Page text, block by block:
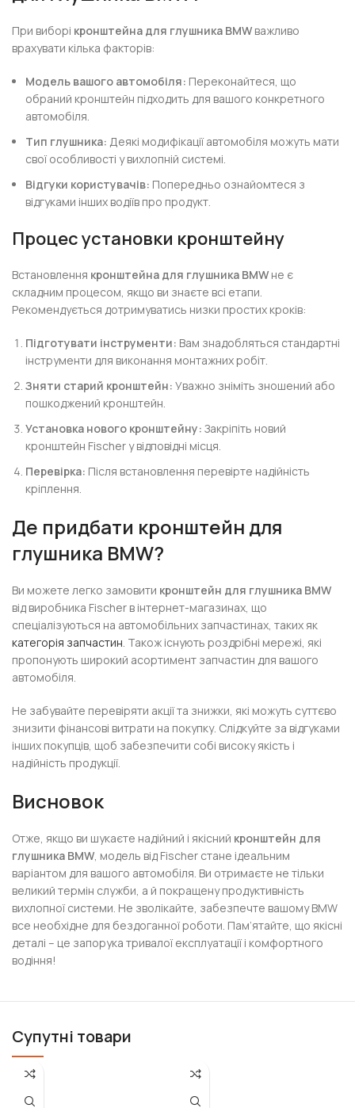
При виборі кронштейна для глушника BMW важливо
врахувати кілька факторів:
Модель вашого автомобіля: Переконайтеся, що
обраний кронштейн підходить для вашого конкретного
автомобіля.
Тип глушника: Деякі модифікації автомобіля можуть мати
свої особливості у вихлопній системі.
Відгуки користувачів: Попередньо ознайомтеся з
відгуками інших водіїв про продукт.
Процес установки кронштейну
Встановлення кронштейна для глушника BMW не є
складним процесом, якщо ви знаєте всі етапи.
Рекомендується дотримуватись низки простих кроків:
Підготувати інструменти: Вам знадобляться стандартні
інструменти для виконання монтажних робіт.
Зняти старий кронштейн: Уважно зніміть зношений або
пошкоджений кронштейн.
Установка нового кронштейну: Закріпіть новий
кронштейн Fischer у відповідні місця.
Перевірка: Після встановлення перевірте надійність
кріплення.
Де придбати кронштейн для
глушника BMW?
Ви можете легко замовити кронштейн для глушника BMW
від виробника Fischer в інтернет-магазинах, що
спеціалізуються на автомобільних запчастинах, таких як
категорія запчастин. Також існують роздрібні мережі, які
пропонують широкий асортимент запчастин для вашого
автомобіля.
Не забувайте перевіряти акції та знижки, які можуть суттєво
знизити фінансові витрати на покупку. Слідкуйте за відгуками
інших покупців, щоб забезпечити собі високу якість і
надійність продукції.
Висновок
Отже, якщо ви шукаєте надійний і якісний кронштейн для
глушника BMW, модель від Fischer стане ідеальним
варіантом для вашого автомобіля. Ви отримаєте не тільки
великий термін служби, а й покращену продуктивність
вихлопної системи. Не зволікайте, забезпечте вашому BMW
все необхідне для бездоганної роботи. Пам’ятайте, що якісні
деталі – це запорука тривалої експлуатації і комфортного
водіння!
Супутні товари